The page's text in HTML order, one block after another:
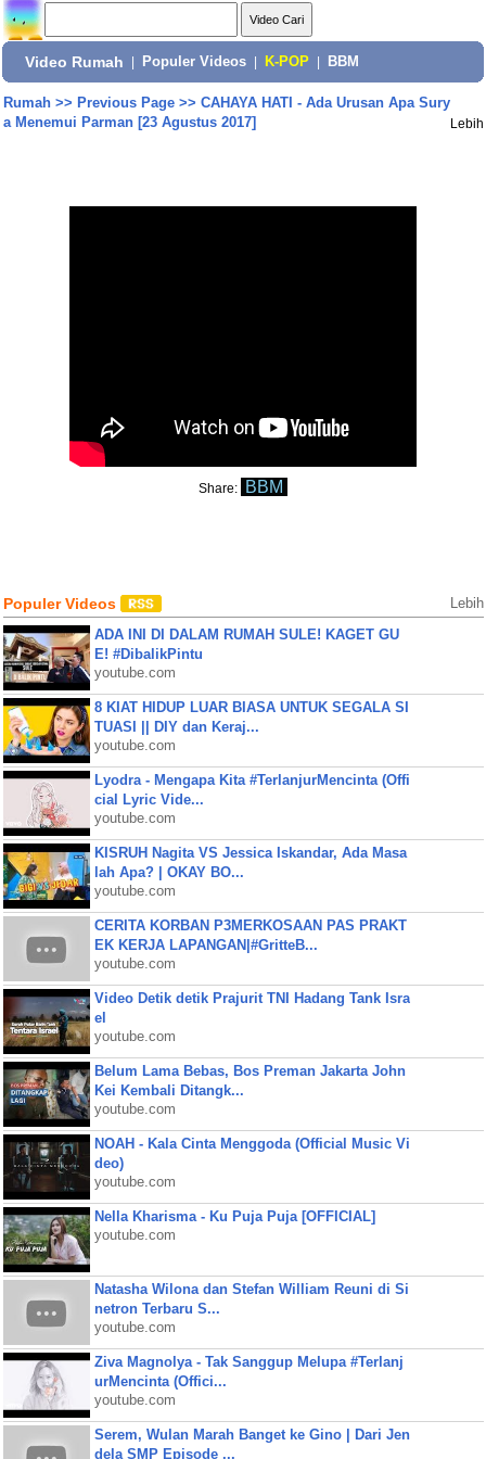
Video Rumah Populer Videos K-POP BBM
Rumah>> Previous Page>> CAHAYA HATI - Ada Urusan Apa Sury
a Menemui Parman [23 Agustus 2017]
Lebih
Share: BBM
Populer Videos Lebih
ADA INI DI DALAM RUMAH SULE! KAGET GU
E! #DibalikPintu
youtube.com
8 KIAT HIDUP LUAR BIASA UNTUK SEGALA SI
TUASI || DIY dan Keraj...
youtube.com
Lyodra - Mengapa Kita #TerlanjurMencinta (Offi
cial Lyric Vide...
youtube.com
KISRUH Nagita VS Jessica Iskandar, Ada Masa
lah Apa? | OKAY BO...
youtube.com
CERITA KORBAN P3MERKOSAAN PAS PRAKT
EK KERJA LAPANGAN|#GritteB...
youtube.com
Video Detik detik Prajurit TNI Hadang Tank Isra
el
youtube.com
Belum Lama Bebas, Bos Preman Jakarta John
Kei Kembali Ditangk...
youtube.com
NOAH - Kala Cinta Menggoda (Official Music Vi
deo)
youtube.com
Nella Kharisma - Ku Puja Puja [OFFICIAL]
youtube.com
Natasha Wilona dan Stefan William Reuni di Si
netron Terbaru S...
youtube.com
Ziva Magnolya - Tak Sanggup Melupa #Terlanj
urMencinta (Offici...
youtube.com
Serem, Wulan Marah Banget ke Gino | Dari Jen
dela SMP Episode ...